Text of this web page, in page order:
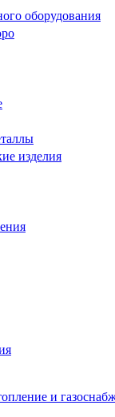
оборудования
изделия
и